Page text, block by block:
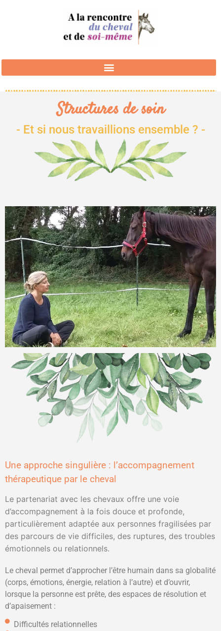
Structures de soin
- Et si nous travaillions ensemble ? -
Une approche singulière : l’accompagnement
thérapeutique par le cheval
Le partenariat avec les chevaux offre une voie
d’accompagnement à la fois douce et profonde,
particulièrement adaptée aux personnes fragilisées par
des parcours de vie difficiles, des ruptures, des troubles
émotionnels ou relationnels.
Le cheval permet d’approcher l’être humain dans sa globalité
(corps, émotions, énergie, relation à l’autre) et d’ouvrir,
lorsque la personne est prête, des espaces de résolution et
d’apaisement :
Difficultés relationnelles